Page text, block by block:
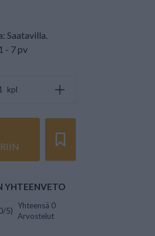
Saatavilla.
- 7 pv
kpl
YHTEENVETO
5)
Yhteensä 0
Arvostelut